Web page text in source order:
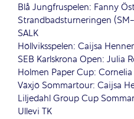
Blå Jungfruspelen: Fanny
Strandbadsturneringen
SALK
Höllviksspelen: Caijsa
SEB Karlskrona Open: Julia
Holmen Paper Cup: Cornelia
Växjö Sommartour: Caijsa
Liljedahl Group Cup
Ullevi TK